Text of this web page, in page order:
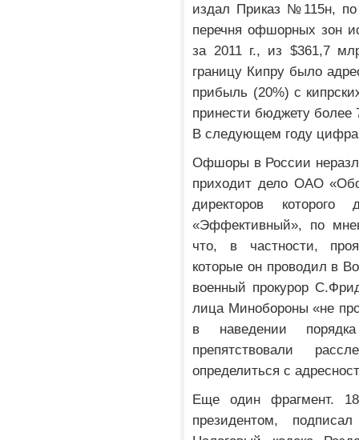
издал Приказ №115н,
перечня офшорных зон
за 2011 г., из $361,7
границу Кипру было
прибыль (20%) с
принести бюджету более
В следующем году цифра
Офшоры в России
приходит дело ОАО
директоров
«Эффективный», по
что, в частности,
которые он проводил в
военный прокурор
лица Минобороны «не
в наведении
препятствовали
определиться с
Еще один фрагмент.
президентом,